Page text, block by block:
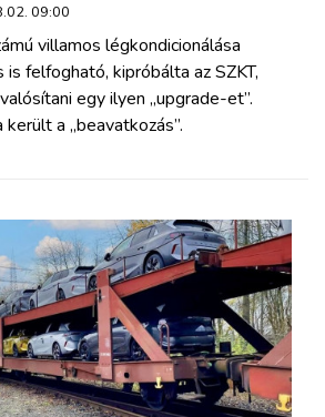
09:00
villamos légkondicionálása
is felfogható, kipróbálta az SZKT,
egy ilyen „upgrade-et”.
a „beavatkozás”.